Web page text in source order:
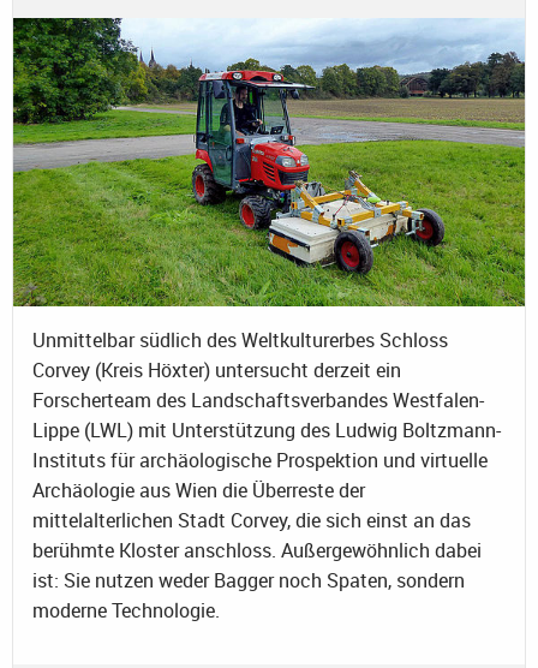
Unmittelbar südlich des Weltkulturerbes Schloss
Corvey (Kreis Höxter) untersucht derzeit ein
Forscherteam des Landschaftsverbandes Westfalen-
Lippe (LWL) mit Unterstützung des Ludwig Boltzmann-
Instituts für archäologische Prospektion und virtuelle
Archäologie aus Wien die Überreste der
mittelalterlichen Stadt Corvey, die sich einst an das
berühmte Kloster anschloss. Außergewöhnlich dabei
ist: Sie nutzen weder Bagger noch Spaten, sondern
moderne Technologie.